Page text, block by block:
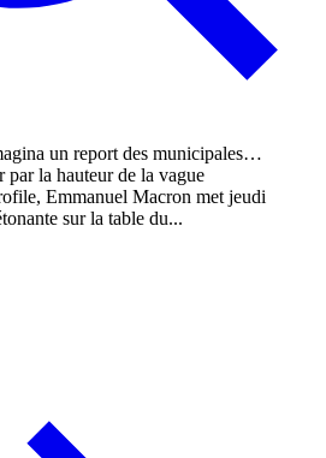
par la hauteur de la vague
Emmanuel Macron met jeudi
sur la table du...